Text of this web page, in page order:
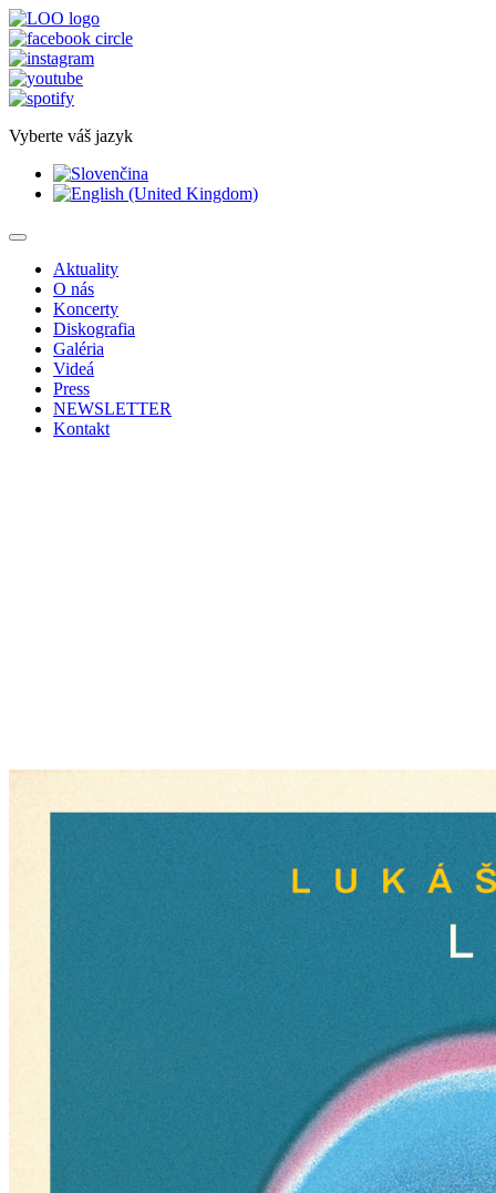
Vyberte váš jazyk
Aktuality
O nás
Koncerty
Diskografia
Galéria
Videá
Press
NEWSLETTER
Kontakt